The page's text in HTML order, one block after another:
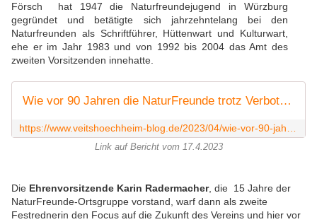
Försch hat 1947 die Naturfreundejugend in Würzburg
gegründet und betätigte sich jahrzehntelang bei den
Naturfreunden als Schriftführer, Hüttenwart und Kulturwart,
ehe er im Jahr 1983 und von 1992 bis 2004 das Amt des
zweiten Vorsitzenden innehatte.
Wie vor 90 Jahren die NaturFreunde trotz Verbot und Enteignung ihres Hauses im Edelmannswald durch das Nazi-Regime ihr Vereinsleben fortsetzten - Das 95jährige Ehrenmitglied Helmut Försch war Zeitzeuge - Veitshöchheim News
Link auf Bericht vom 17.4.2023
Die Ehrenvorsitzende Karin Radermacher, die 15 Jahre der
NaturFreunde-Ortsgruppe vorstand, warf dann als zweite
Festrednerin den Focus auf die Zukunft des Vereins und hier vor